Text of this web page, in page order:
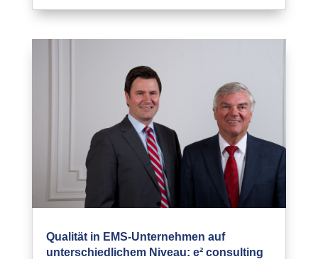
Qualität in EMS-Unternehmen auf
unterschiedlichem Niveau: e² consulting